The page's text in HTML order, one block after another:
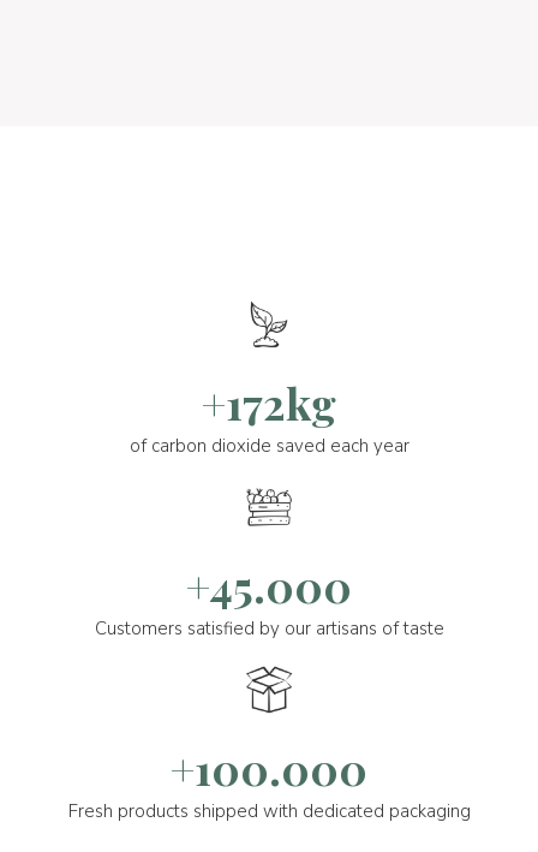
+172kg
of carbon dioxide saved each year
+45.000
Customers satisfied by our artisans of taste
+100.000
Fresh products shipped with dedicated packaging